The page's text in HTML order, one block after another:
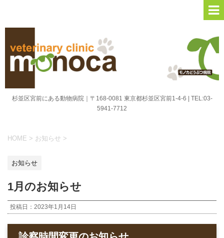
杉並区宮前にある動物病院｜〒168-0081 東京都杉並区宮前1-4-6 | TEL:03-
5941-7712
HOME > お知らせ >
お知らせ
1月のお知らせ
投稿日： 2023年1月14日